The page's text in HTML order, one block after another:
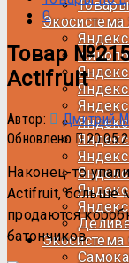
Экосистема
Экосистема
0
Товар
Actifruit
Автор: Дмитрий
Обновлено
Наконец-то
Actifruit, больше
продаются
батончиков.